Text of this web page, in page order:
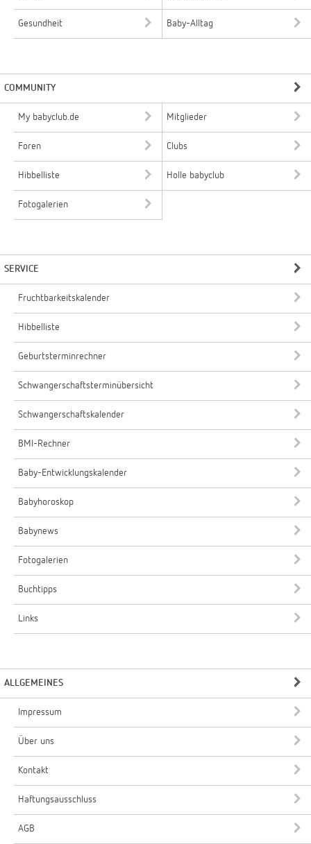
Gesundheit Baby-Alltag
COMMUNITY
My babyclub.de Mitglieder
Foren Clubs
Hibbelliste Holle babyclub
Fotogalerien
SERVICE
Fruchtbarkeitskalender
Hibbelliste
Geburtsterminrechner
Schwangerschaftsterminübersicht
Schwangerschaftskalender
BMI-Rechner
Baby-Entwicklungskalender
Babyhoroskop
Babynews
Fotogalerien
Buchtipps
Links
ALLGEMEINES
Impressum
Über uns
Kontakt
Haftungsausschluss
AGB